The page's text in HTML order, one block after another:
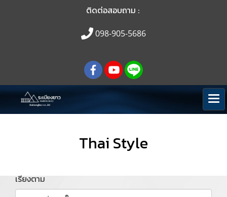
ติดต่อสอบถาม :
098-905-5686
Thai Style
เรียงตาม